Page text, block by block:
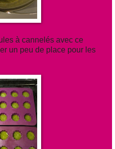
à cannelés avec ce
un peu de place pour les